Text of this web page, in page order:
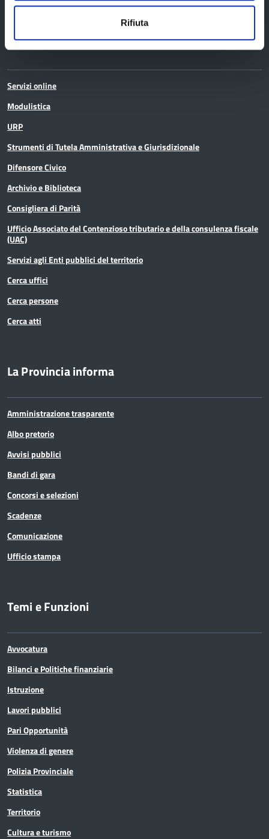
Rifiuta
Servizi
Servizi online
Modulistica
URP
Strumenti di Tutela Amministrativa e Giurisdizionale
Difensore Civico
Archivio e Biblioteca
Consigliera di Parità
Ufficio Associato del Contenzioso tributario e della consulenza fiscale
(UAC)
Servizi agli Enti pubblici del territorio
Cerca uffici
Cerca persone
Cerca atti
La Provincia informa
Amministrazione trasparente
Albo pretorio
Avvisi pubblici
Bandi di gara
Concorsi e selezioni
Scadenze
Comunicazione
Ufficio stampa
Temi e Funzioni
Avvocatura
Bilanci e Politiche finanziarie
Istruzione
Lavori pubblici
Pari Opportunità
Violenza di genere
Polizia Provinciale
Statistica
Territorio
Cultura e turismo